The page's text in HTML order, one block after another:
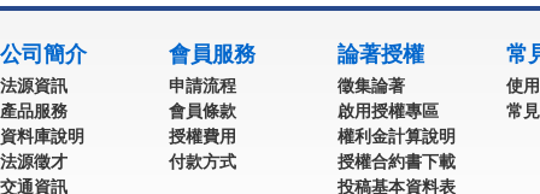
公司簡介
法源資訊
產品服務
資料庫說明
法源徵才
交通資訊
會員服務
申請流程
會員條款
授權費用
付款方式
論著授權
徵集論著
啟用授權專區
權利金計算說明
授權合約書下載
投稿基本資料表
常
使
常